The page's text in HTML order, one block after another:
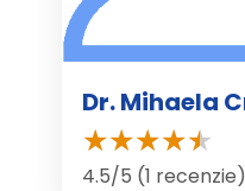
Dr. Mihaela
4.5/5 (1 recenzie)